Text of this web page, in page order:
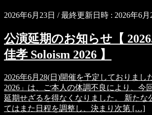
2026年6月23日 / 最終更新日時 : 2026年6月
公演延期のお知らせ【
佳孝 Soloism 2026 】
2026年6月28(日)開催を予定しておりまし
2026」は、ご本人の体調不良により、今
延期せざるを得なくなりました。 新たな
てはまた日程を調整し、決まり次第 […]